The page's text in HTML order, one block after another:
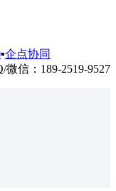
▪企点协同
微信：189-2519-9527